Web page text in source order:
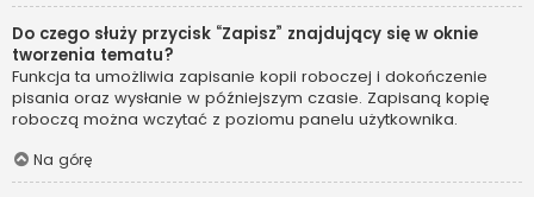
Do czego służy przycisk “Zapisz” znajdujący się w oknie
tworzenia tematu?
Funkcja ta umożliwia zapisanie kopii roboczej i dokończenie
pisania oraz wysłanie w późniejszym czasie. Zapisaną kopię
roboczą można wczytać z poziomu panelu użytkownika.
Na górę